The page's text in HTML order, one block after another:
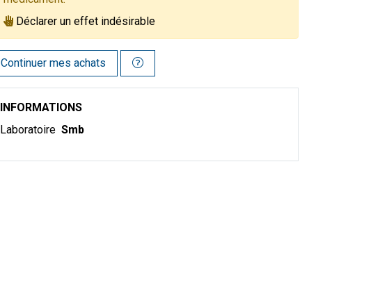
Déclarer un effet indésirable
Continuer mes achats
INFORMATIONS
Laboratoire Smb